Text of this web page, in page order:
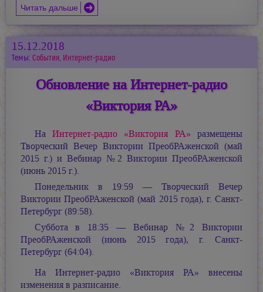
Читать дальше
15.12.2018
Темы: События, Интернет-радио
Обновление на Интернет-радио
«Виктория РА»
На Интернет-радио «Виктория РА» размещены
Творческий Вечер Виктории ПреобРАженской (май
2015 г.) и Вебинар №2 Виктории ПреобРАженской
(июнь 2015 г.).
Понедельник в 19:59 — Творческий Вечер
Виктории ПреобРАженской (май 2015 года), г. Санкт-
Петербург (89:58).
Суббота в 18:35 — Вебинар №2 Виктории
ПреобРАженской (июнь 2015 года), г. Санкт-
Петербург (64:04).
На Интернет-радио «Виктория РА» внесены
изменения в разписание.